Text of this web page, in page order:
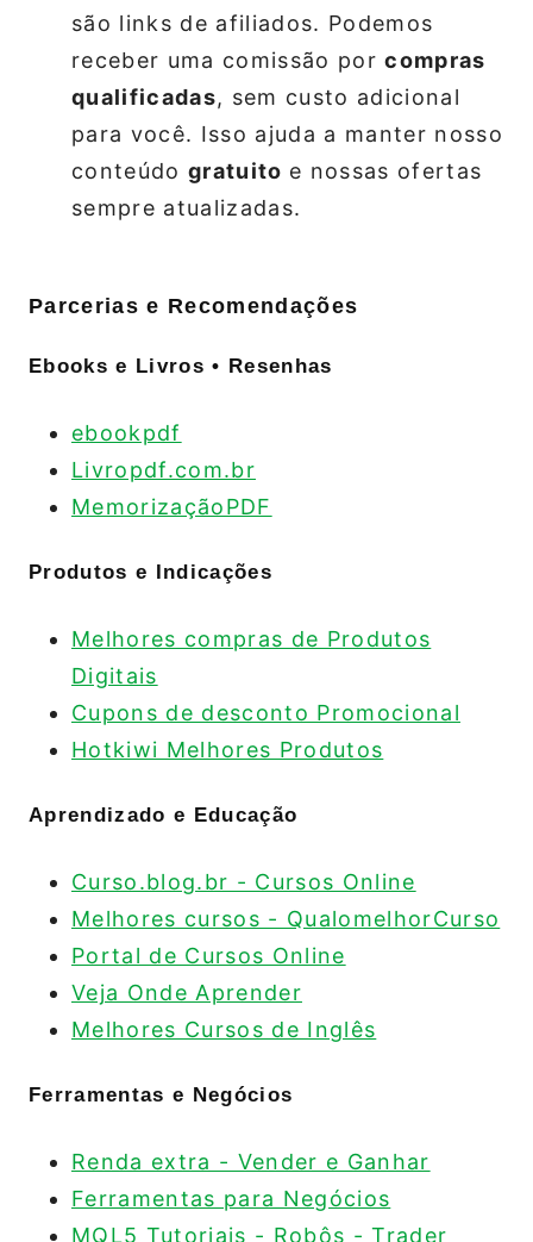
são links de afiliados. Podemos
receber uma comissão porcompras
qualificadas, sem custo adicional
para você. Isso ajuda a manter nosso
conteúdo gratuito e nossas ofertas
sempre atualizadas.
Parcerias e Recomendações
Ebooks e Livros • Resenhas
ebookpdf
Livropdf.com.br
MemorizaçãoPDF
Produtos e Indicações
Melhores compras de Produtos
Digitais
Cupons de desconto Promocional
Hotkiwi Melhores Produtos
Aprendizado e Educação
Curso.blog.br - Cursos Online
Melhores cursos - QualomelhorCurso
Portal de Cursos Online
Veja Onde Aprender
Melhores Cursos de Inglês
Ferramentas e Negócios
Renda extra - Vender e Ganhar
Ferramentas para Negócios
MQL5 Tutoriais - Robôs - Trader